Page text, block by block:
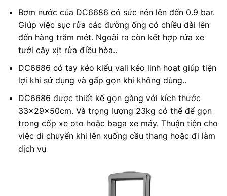
Bơm nước của DC6686 có sức nén lên đến 0.9 bar.
Giúp việc sục rửa các đường ống có chiều dài lên
đến hàng trăm mét. Ngoài ra còn kết hợp rửa xe
tưới cây xịt rửa điều hòa..
DC6686 có tay kéo kiểu vali kéo linh hoạt giúp tiện
lợi khi sử dụng và gấp gọn khi không dùng..
DC6686 được thiết kế gọn gàng với kích thước
33x29x50cm. Và trọng lượng 23kg có thể để gọn
trong cốp xe oto hoặc baga xe máy. Thuận tiện cho
việc di chuyển khi lên xuống cầu thang hoặc đi làm
dịch vụ